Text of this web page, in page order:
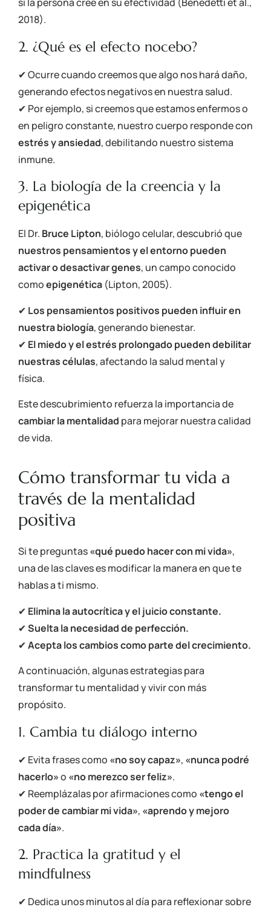
si la persona cree en su efectividad (Benedetti et al.,
2018).
2. ¿Qué es el efecto nocebo?
✔ Ocurre cuando creemos que algo nos hará daño,
generando efectos negativos en nuestra salud.
✔ Por ejemplo, si creemos que estamos enfermos o
en peligro constante, nuestro cuerpo responde con
estrés y ansiedad, debilitando nuestro sistema
inmune.
3. La biología de la creencia y la
epigenética
El Dr. Bruce Lipton, biólogo celular, descubrió que
nuestros pensamientos y el entorno pueden
activar o desactivar genes, un campo conocido
comoepigenética (Lipton, 2005).
✔ Los pensamientos positivos pueden influir en
nuestra biología, generando bienestar.
✔ El miedo y el estrés prolongado pueden debilitar
nuestras células, afectando la salud mental y
física.
Este descubrimiento refuerza la importancia de
cambiar la mentalidad para mejorar nuestra calidad
de vida.
Cómo transformar tu vida a
través de la mentalidad
positiva
Si te preguntas«qué puedo hacer con mi vida»,
una de las claves es modificar la manera en que te
hablas a ti mismo.
✔ Elimina la autocrítica y el juicio constante.
✔Suelta la necesidad de perfección.
✔Acepta los cambios como parte del crecimiento.
A continuación, algunas estrategias para
transformar tu mentalidad y vivir con más
propósito.
1. Cambia tu diálogo interno
✔ Evita frases como «no soy capaz», «nunca podré
hacerlo»o «no merezco ser feliz».
✔ Reemplázalas por afirmaciones como «tengo el
poder de cambiar mi vida», «aprendo y mejoro
cada día».
2. Practica la gratitud y el
mindfulness
✔ Dedica unos minutos al día para reflexionar sobre